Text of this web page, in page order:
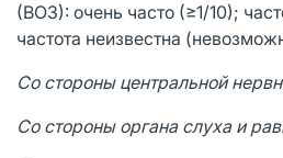
(ВОЗ): очень часто (≥1/10);
частота неизвестна
Со стороны центральной
Со стороны органа слуха и